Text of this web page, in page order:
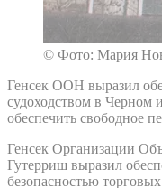
© Фото: Мария
Генсек ООН выразил
судоходством в Черном
обеспечить свободное
Генсек Организации
Гутерриш выразил
безопасностью